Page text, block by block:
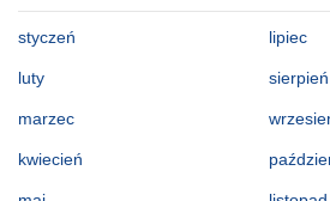
styczeń
luty
marzec
kwiecień
lipiec
sierpień